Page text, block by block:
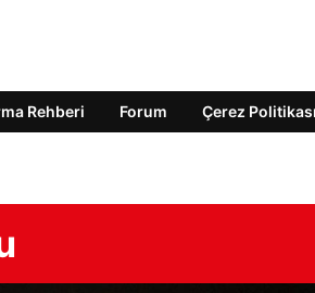
Rehberi Forum Çerez Politikası